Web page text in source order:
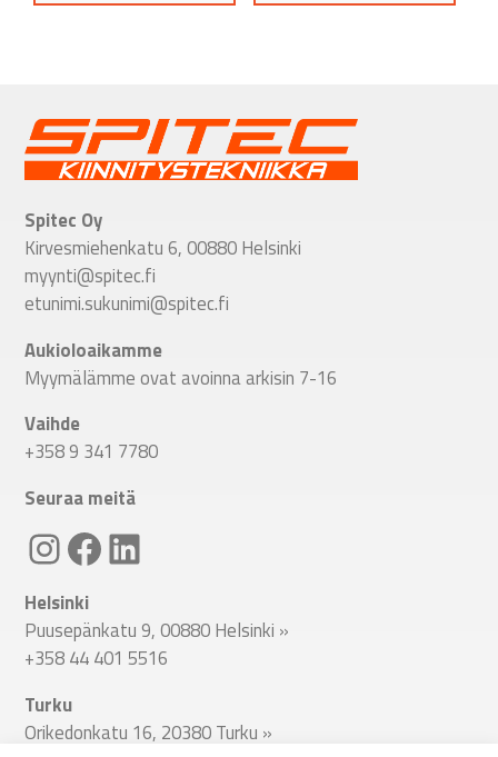
Spitec Oy
Kirvesmiehenkatu 6, 00880 Helsinki
myynti@spitec.fi
etunimi.sukunimi@spitec.fi
Aukioloaikamme
Myymälämme ovat avoinna arkisin 7-16
Vaihde
+358 9 341 7780
Seuraa meitä
Linkki Spitecin Instagramiin Linkki Spitecin Facebookkiin LinkedIn
Helsinki
Puusepänkatu 9, 00880 Helsinki »
+358 44 401 5516
Turku
Orikedonkatu 16, 20380 Turku »